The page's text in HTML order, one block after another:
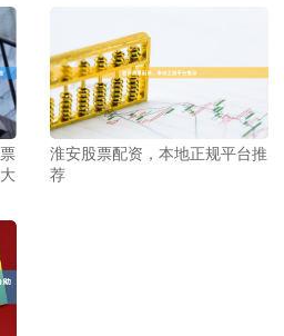
淮安股票配资，本地正规平台推
荐